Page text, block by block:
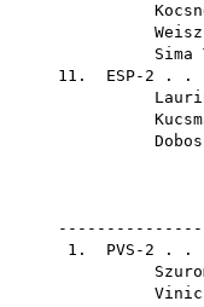
Sima
11. ESP-2
1. PVS-2 .